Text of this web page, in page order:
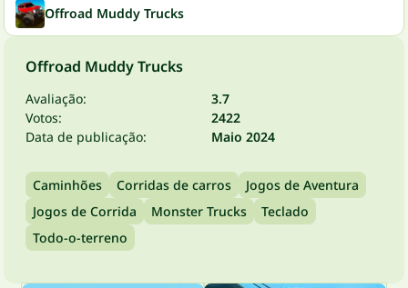
Offroad Muddy Trucks
Offroad Muddy Trucks
Avaliação:
3.7
Votos:
2422
Data de publicação:
Maio 2024
Caminhões Corridas de carros
Jogos de Aventura
Jogos de Corrida
Monster Trucks
Teclado
Todo-o-terreno